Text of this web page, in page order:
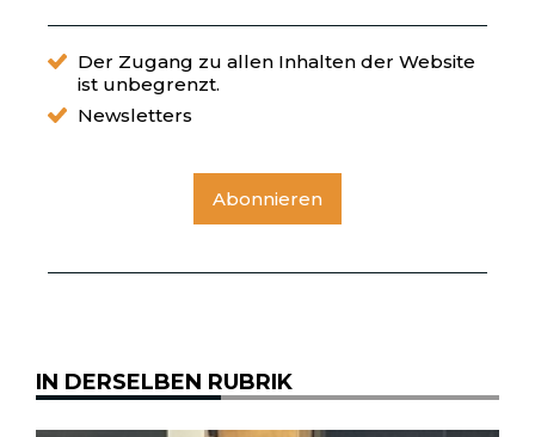
Der Zugang zu allen Inhalten der Website
ist unbegrenzt.
Newsletters
Abonnieren
IN DERSELBEN RUBRIK